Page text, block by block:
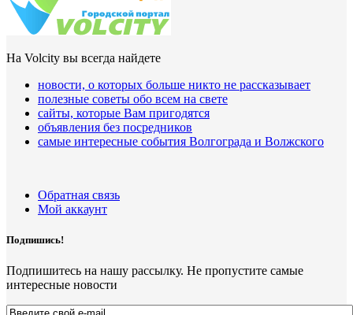
На Volcity вы всегда найдете
новости, о которых больше никто не рассказывает
полезные советы обо всем на свете
сайты, которые Вам пригодятся
объявления без посредников
самые интересные события Волгограда и Волжского
Обратная связь
Мой аккаунт
Подпишись!
Подпишитесь на нашу рассылку. Не пропустите самые
интересные новости